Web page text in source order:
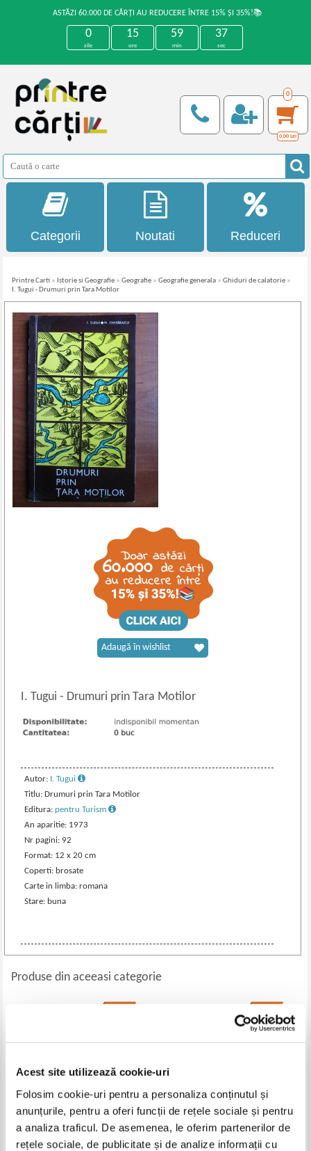
Acest site utilizează cookie-uri
Folosim cookie-uri pentru a personaliza conținutul și
anunțurile, pentru a oferi funcții de rețele sociale și pentru
a analiza traficul. De asemenea, le oferim partenerilor de
rețele sociale, de publicitate și de analize informații cu
ASTĂZI 60.000 DE CĂRȚI AU REDUCERE ÎNTRE 15% ȘI 35%!📚
0
zile
15
ore
59
min
37
sec
0
0,00 Lei
Categorii Noutati Reduceri
Printre Carti » Istorie si Geografie »Geografie »Geografie generala »Ghiduri de calatorie »
I. Tugui - Drumuri prin Tara Motilor
I. Tugui- Drumuri prin Tara Motilor
Autor: I. Tugui
Titlu: Drumuri prin Tara Motilor
Editura: pentru Turism
An aparitie: 1973
Nr pagini: 92
Format: 12 x 20 cm
Coperti: brosate
Carte in limba: romana
Stare: buna
Adaugă în wishlist
Produse din aceeasi categorie